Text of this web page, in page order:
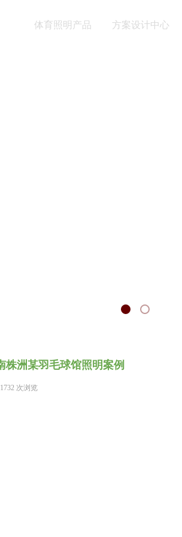
体育照明产品 方案设计中心
株洲某羽毛球馆照明案例
1732 次浏览